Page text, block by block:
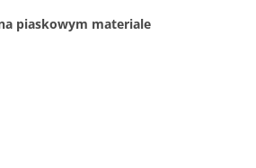
piaskowym materiale